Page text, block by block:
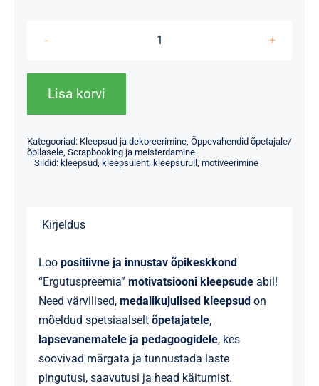
kogus
Lisa korvi
Kategooriad: Kleepsud ja dekoreerimine, Õppevahendid õpetajale/
õpilasele, Scrapbooking ja meisterdamine
Sildid: kleepsud, kleepsuleht, kleepsurull , motiveerimine
Kirjeldus
Loo positiivne ja innustav õpikeskkond
“Ergutuspreemia” motivatsiooni kleepsudeabil!
Need värvilised, medalikujulised kleepsud on
mõeldud spetsiaalselt õpetajatele,
lapsevanematele ja pedagoogidele, kes
soovivad märgata ja tunnustada laste
pingutusi, saavutusi ja head käitumist.